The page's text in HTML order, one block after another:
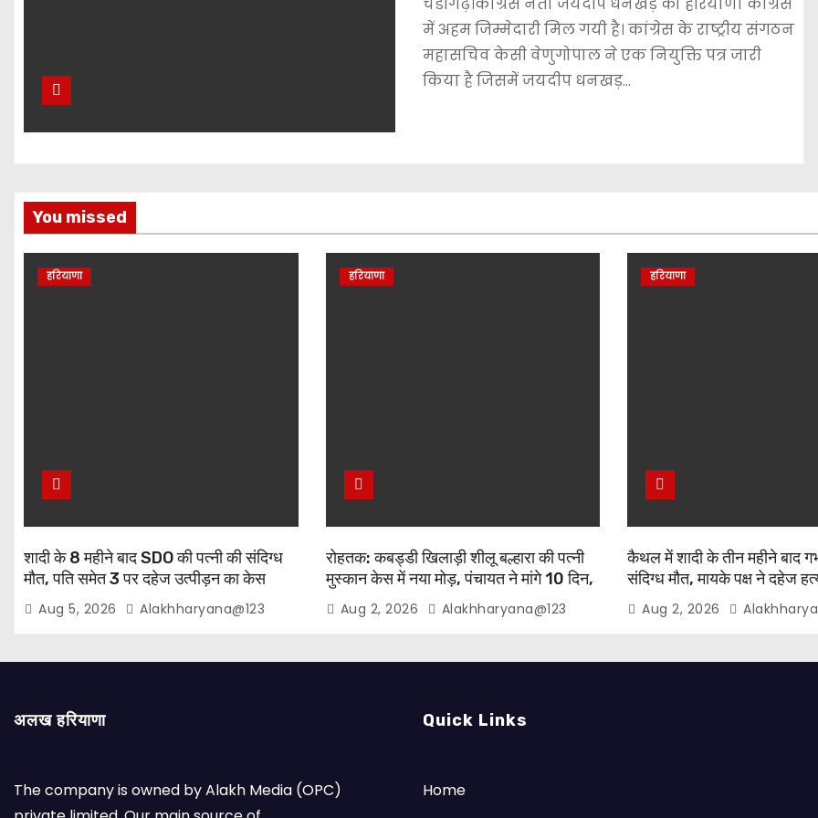
में अहम जिम्मेदारी मिल गयी है। कांग्रेस के राष्ट्रीय संगठन
महासचिव केसी वेणुगोपाल ने एक नियुक्ति पत्र जारी
किया है जिसमें जयदीप धनखड़…
You missed
हरियाणा
शादी के 8 महीने बाद SDO की पत्नी की संदिग्ध
मौत, पति समेत 3 पर दहेज उत्पीड़न का केस
Aug 5, 2026 Alakhharyana@123
हरियाणा
रोहतक: कबड्डी खिलाड़ी शीलू बल्हारा की पत्नी
मुस्कान केस में नया मोड़, पंचायत ने मांगे 10 दिन,
शीलू समेत 3 हिरासत में
Aug 2, 2026 Alakhharyana@123
हरियाणा
कैथल में शादी के तीन महीने बाद
संदिग्ध मौत, मायके पक्ष ने दहेज
आरोपAug 2, 2026
अलख हरियाणा
The company is owned by Alakh Media (OPC)
Quick Links
Home